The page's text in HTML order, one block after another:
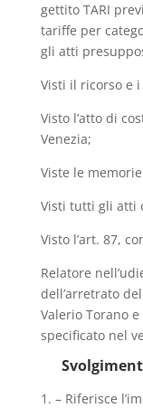
gettito TARI
tariffe per
gli atti
Visti il ricorso e
Visto l’atto di
Venezia;
Viste le
Visti tutti gli atti
Visto l’art. 87,
Relatore
dell’arretrato
Valerio Torano
specificato nel
– Riferisce